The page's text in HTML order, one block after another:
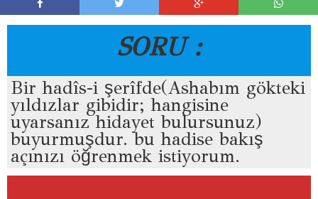
SORU :
Bir hadîs-i şerîfde(Ashabım gökteki
yıldızlar gibidir; hangisine
uyarsanız hidayet bulursunuz)
buyurmuşdur. bu hadise bakış
açınızı öğrenmek istiyorum.